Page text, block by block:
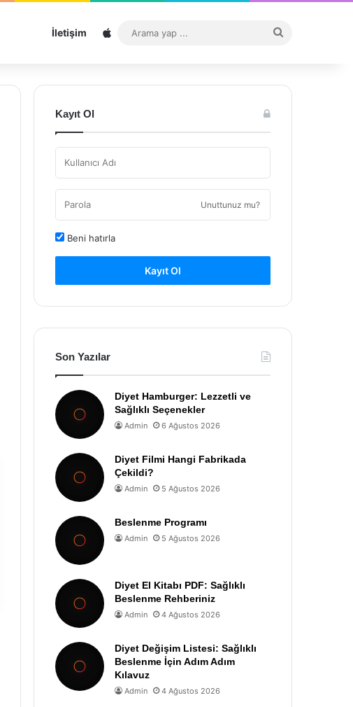
İletişim Sitemap
...
Kayıt Ol
Unuttunuz mu?
Beni hatırla
Kayıt Ol
Son Yazılar
Diyet Hamburger: Lezzetli ve
Sağlıklı Seçenekler
Admin 6 Ağustos 2026
Diyet Filmi Hangi Fabrikada
Çekildi?
Admin 5 Ağustos 2026
Beslenme Programı
Admin 5 Ağustos 2026
Diyet El Kitabı PDF: Sağlıklı
Beslenme Rehberiniz
Admin 4 Ağustos 2026
Diyet Değişim Listesi: Sağlıklı
Beslenme İçin Adım Adım
Kılavuz
Admin 4 Ağustos 2026